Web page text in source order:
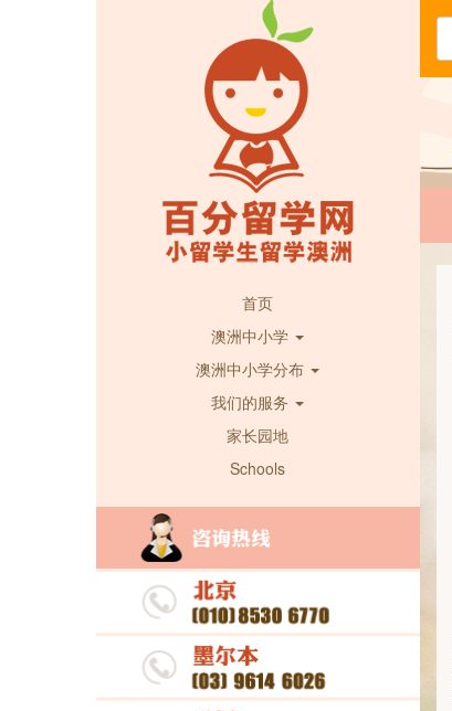
首页
澳洲中小学
澳洲中小学分布
我们的服务
家长园地
Schools